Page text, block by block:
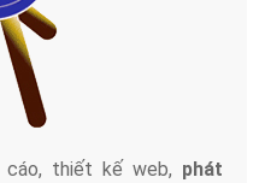
cáo, thiết kế web, phát